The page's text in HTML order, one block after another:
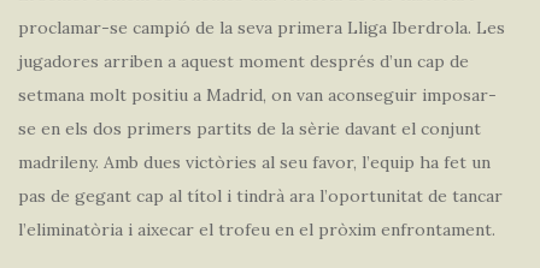
proclamar-se campió de la seva primera Lliga Iberdrola. Les
jugadores arriben a aquest moment després d’un cap de
setmana molt positiu a Madrid, on van aconseguir imposar-
se en els dos primers partits de la sèrie davant el conjunt
madrileny. Amb dues victòries al seu favor, l’equip ha fet un
pas de gegant cap al títol i tindrà ara l’oportunitat de tancar
l’eliminatòria i aixecar el trofeu en el pròxim enfrontament.